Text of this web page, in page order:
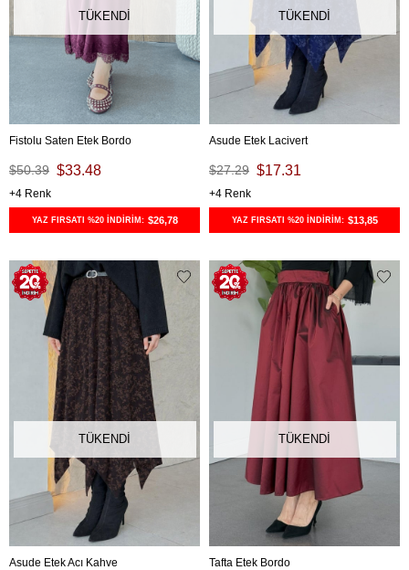
TÜKENDI
Fistolu Saten Etek Bordo
$33.48
$50.39
4
YAZ FIRSATI %20 İNDİRİM: $26,78
TÜKENDI
Asude Etek Lacivert
$17.31
$27.29
4
YAZ FIRSATI %20 İNDİRİM: $13,85
TÜKENDI
Asude Etek Acı Kahve
TÜKENDI
Tafta Etek Bordo